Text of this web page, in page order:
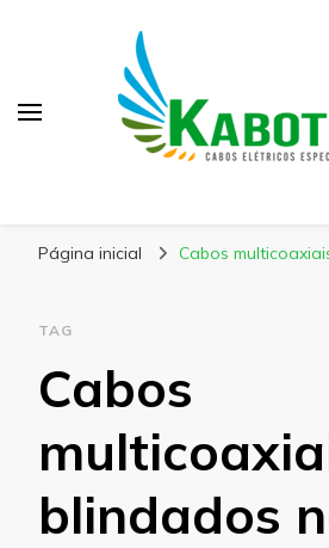
Página inicial Cabos
TAG
Cabos
blindados